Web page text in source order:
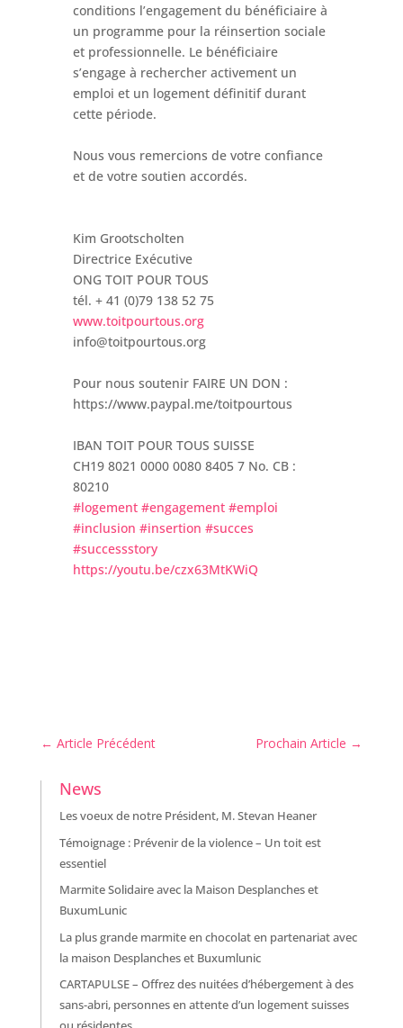
conditions l’engagement du bénéficiaire à
un programme pour la réinsertion sociale
et professionnelle. Le bénéficiaire
s’engage à rechercher activement un
emploi et un logement définitif durant
cette période.
Nous vous remercions de votre confiance
et de votre soutien accordés.
Kim Grootscholten
Directrice Exécutive
ONG TOIT POUR TOUS
tél. + 41 (0)79 138 52 75
www.toitpourtous.org
info@toitpourtous.org
Pour nous soutenir FAIRE UN DON :
https://www.paypal.me/toitpourtous
IBAN TOIT POUR TOUS SUISSE
CH19 8021 0000 0080 8405 7 No. CB :
80210
#logement #engagement #emploi
#inclusion #insertion #succes
#successstory
https://youtu.be/czx63MtKWiQ
← Article Précédent Prochain Article →
News
Les voeux de notre Président, M. Stevan Heaner
Témoignage : Prévenir de la violence – Un toit est
essentiel
Marmite Solidaire avec la Maison Desplanches et
BuxumLunic
La plus grande marmite en chocolat en partenariat avec
la maison Desplanches et Buxumlunic
CARTAPULSE – Offrez des nuitées d’hébergement à des
sans-abri, personnes en attente d’un logement suisses